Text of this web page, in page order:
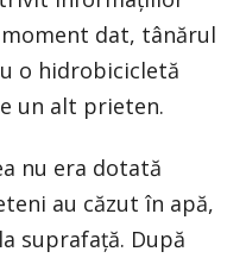
dat, tânărul
o hidrobicicletă
un alt prieten.
nu era dotată
au căzut în apă,
suprafață. După